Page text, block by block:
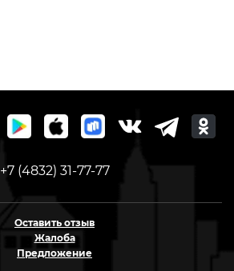
+7 (4832) 31-77-77
Оставить отзыв
Жалоба
Предложение